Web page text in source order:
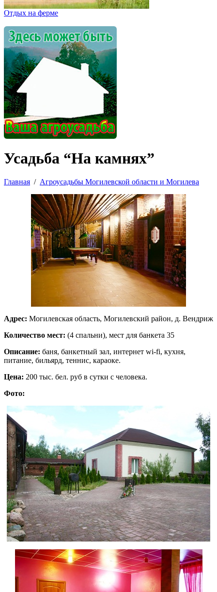
Отдых на ферме
Усадьба “На камнях”
Главная Агроусадьбы Могилевской области и Могилева
Адрес: Могилевская область, Могилевский район, д. Вендриж
Количество мест: (4 спальни), мест для банкета 35
Описание: баня, банкетный зал, интернет wi-fi, кухня,
питание, бильярд, теннис, караоке.
Цена: 200 тыс. бел. руб в сутки с человека.
Фото: